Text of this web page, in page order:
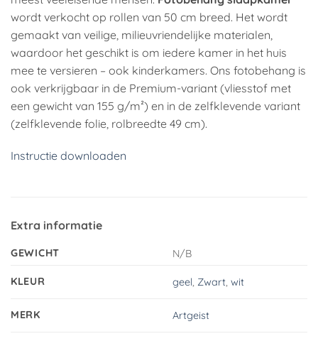
wordt verkocht op rollen van 50 cm breed. Het wordt
gemaakt van veilige, milieuvriendelijke materialen,
waardoor het geschikt is om iedere kamer in het huis
mee te versieren – ook kinderkamers. Ons fotobehang is
ook verkrijgbaar in de Premium-variant (vliesstof met
een gewicht van 155 g/m²) en in de zelfklevende variant
(zelfklevende folie, rolbreedte 49 cm).
Instructie downloaden
Extra informatie
GEWICHT N/B
KLEUR geel, Zwart,wit
MERK Artgeist